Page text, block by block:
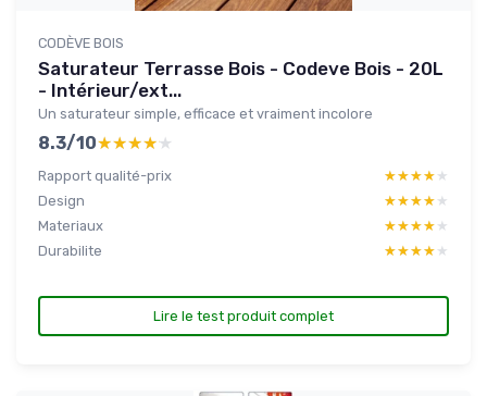
CODÈVE BOIS
Saturateur Terrasse Bois - Codeve Bois - 20L
- Intérieur/ext...
Un saturateur simple, efficace et vraiment incolore
8.3/10★★★★★
★★★★★
Rapport qualité-prix ★★★★★
★★★★★
Design
★★★★★
★★★★★
Materiaux
★★★★★
★★★★★
Durabilite
★★★★★
★★★★★
Lire le test produit complet